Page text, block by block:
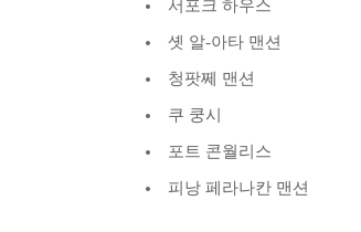
서포크 하우스
솃 알-아타 맨션
청팟쩨 맨션
쿠 쿵시
포트 콘월리스
피낭 페라나칸 맨션